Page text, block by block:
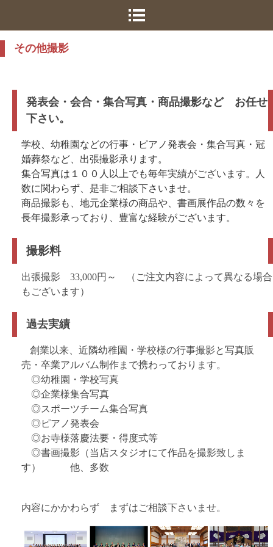
その他撮影
発表会・会合・集合写真・商品撮影など お任せ
下さい。
学校、幼稚園などの行事・ピアノ発表会・集合写真・冠
婚葬祭など、出張撮影承ります。
集合写真は１００人以上でも毎年実績がございます。人
数に関わらず、是非ご相談下さいませ。
商品撮影も、地元企業様の商品や、書画展作品の数々を
長年撮影承っており、豊富な経験がございます。
撮影料
出張撮影 33,000円～ （ご注文内容によって異なる場合
もございます）
過去実績
創業以来、近隣幼稚園・学校様の行事撮影と写真販
売・卒業アルバム制作まで携わっております。
◎幼稚園・学校写真
◎企業様集合写真
◎スポーツチーム集合写真
◎ピアノ発表会
◎お寺様落慶法要・得度式等
◎書画撮影（当店スタジオにて作品を撮影致しま
す） 他、多数
内容にかかわらず まずはご相談下さいませ。